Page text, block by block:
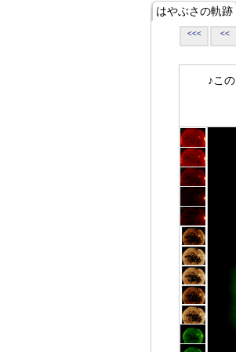
はやぶさの軌跡
<<< <<
♪この